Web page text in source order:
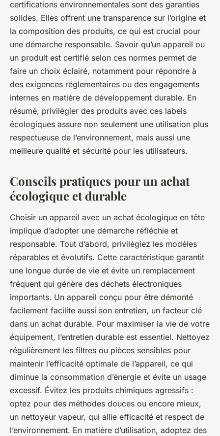
certifications environnementales sont des garanties
solides. Elles offrent une transparence sur l’origine et
la composition des produits, ce qui est crucial pour
une démarche responsable. Savoir qu’un appareil ou
un produit est certifié selon ces normes permet de
faire un choix éclairé, notamment pour répondre à
des exigences réglementaires ou des engagements
internes en matière de développement durable. En
résumé, privilégier des produits avec ces labels
écologiques assure non seulement une utilisation plus
respectueuse de l’environnement, mais aussi une
meilleure qualité et sécurité pour les utilisateurs.
Conseils pratiques pour un achat
écologique et durable
Choisir un appareil avec un achat écologique en tête
implique d’adopter une démarche réfléchie et
responsable. Tout d’abord, privilégiez les modèles
réparables et évolutifs. Cette caractéristique garantit
une longue durée de vie et évite un remplacement
fréquent qui génère des déchets électroniques
importants. Un appareil conçu pour être démonté
facilement facilite aussi son entretien, un facteur clé
dans un achat durable. Pour maximiser la vie de votre
équipement, l’entretien durable est essentiel. Nettoyez
régulièrement les filtres ou pièces sensibles pour
maintenir l’efficacité optimale de l’appareil, ce qui
diminue la consommation d’énergie et évite un usage
excessif. Évitez les produits chimiques agressifs :
optez pour des méthodes douces ou encore mieux,
un nettoyeur vapeur, qui allie efficacité et respect de
l’environnement. En matière d’utilisation, adoptez des